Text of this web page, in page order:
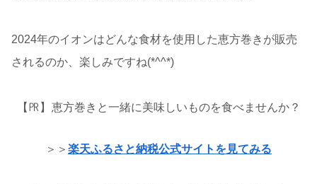
2024年のイオンはどんな食材を使用した恵方巻きが販売
されるのか、楽しみですね(*^^*)
【㏚】 恵方巻きと一緒に美味しいものを食べませんか？
＞＞ 楽天ふるさと納税公式サイトを見てみる